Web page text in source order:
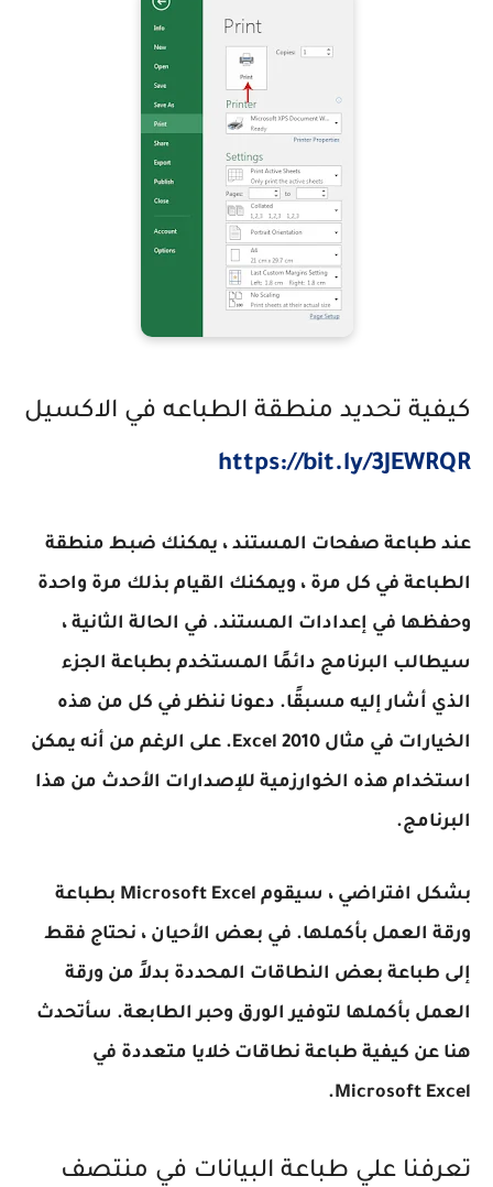
كيفية تحديد منطقة الطباعه في الاكسيل
https://bit.ly/3JEWRQR
عند طباعة صفحات المستند ، يمكنك ضبط منطقة
الطباعة في كل مرة ، ويمكنك القيام بذلك مرة واحدة
وحفظها في إعدادات المستند. في الحالة الثانية ،
سيطالب البرنامج دائمًا المستخدم بطباعة الجزء
الذي أشار إليه مسبقًا. دعونا ننظر في كل من هذه
الخيارات في مثال Excel 2010. على الرغم من أنه يمكن
استخدام هذه الخوارزمية للإصدارات الأحدث من هذا
البرنامج.
بشكل افتراضي ، سيقوم Microsoft Excel بطباعة
ورقة العمل بأكملها. في بعض الأحيان ، نحتاج فقط
إلى طباعة بعض النطاقات المحددة بدلاً من ورقة
العمل بأكملها لتوفير الورق وحبر الطابعة. سأتحدث
هنا عن كيفية طباعة نطاقات خلايا متعددة في
Microsoft Excel.
تعرفنا علي طباعة البيانات في منتصف